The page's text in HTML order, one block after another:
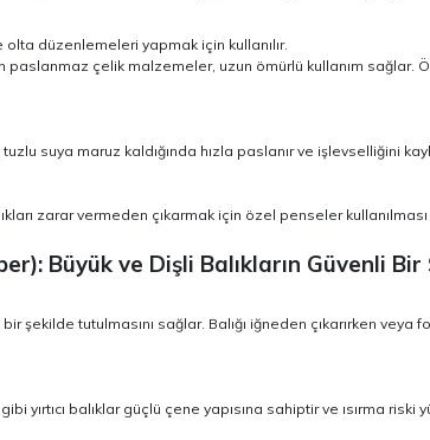
düzenlemeleri yapmak için kullanılır.
paslanmaz çelik malzemeler, uzun ömürlü kullanım sağlar.
suya maruz kaldığında hızla paslanır ve işlevselliğini
zarar vermeden çıkarmak için özel penseler
Büyük ve Dişli Balıkların Güvenli
şekilde tutulmasını sağlar. Balığı iğneden çıkarırken veya
yırtıcı balıklar güçlü çene yapısına sahiptir ve ısırma riski